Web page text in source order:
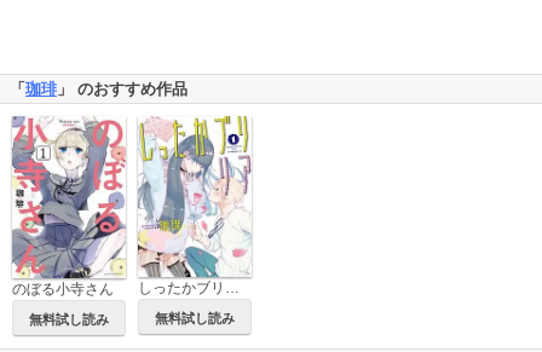
「珈琲 」 のおすすめ作品
のぼる小寺さん
無料試し読み
しったかブリリア
無料試し読み